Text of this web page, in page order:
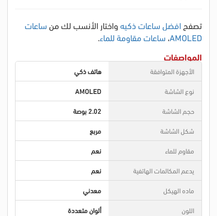
تصفح افضل ساعات ذكيهواختار الأنسب لك من ساعات
AMOLED، ساعات مقاومة للماء.
المواصفات
الأجهزة المتوافقة
هاتف ذكي
نوع الشاشة
AMOLED
حجم الشاشة
2.02 بوصة
شكل الشاشة
مربع
مقاوم للماء
نعم
يدعم المكالمات الهاتفية
نعم
ماده الهيكل
معدني
اللون
ألوان متعددة